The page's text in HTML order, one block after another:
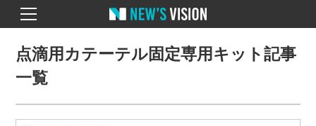
点滴用カテーテル固定専用キット記事
一覧